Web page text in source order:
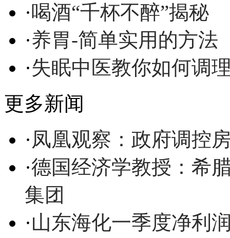
·喝酒“千杯不醉”揭秘
·养胃-简单实用的方法
·失眠中医教你如何调
更多新闻
·凤凰观察：政府调控
·德国经济学教授：希
集团
·山东海化一季度净利